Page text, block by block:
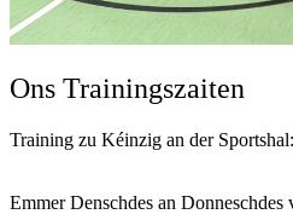
Ons Trainingszaiten
Training zu Kéinzig an der Sportshal:
Emmer Denschdes an Donneschdes